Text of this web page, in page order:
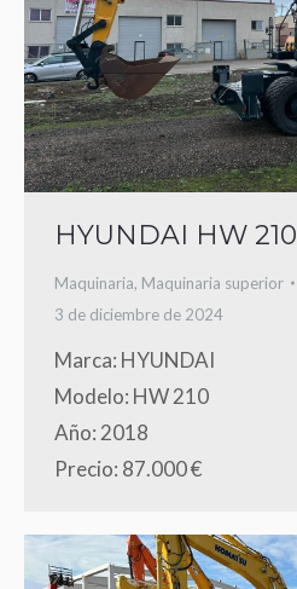
HYUNDAI HW 210
Maquinaria, Maquinaria superior
3 de diciembre de 2024
Marca: HYUNDAI
Modelo: HW 210
Año: 2018
Precio: 87.000 €